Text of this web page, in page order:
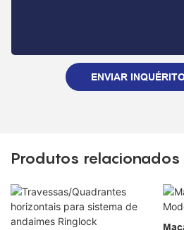
ENVIAR
Produtos relacionados